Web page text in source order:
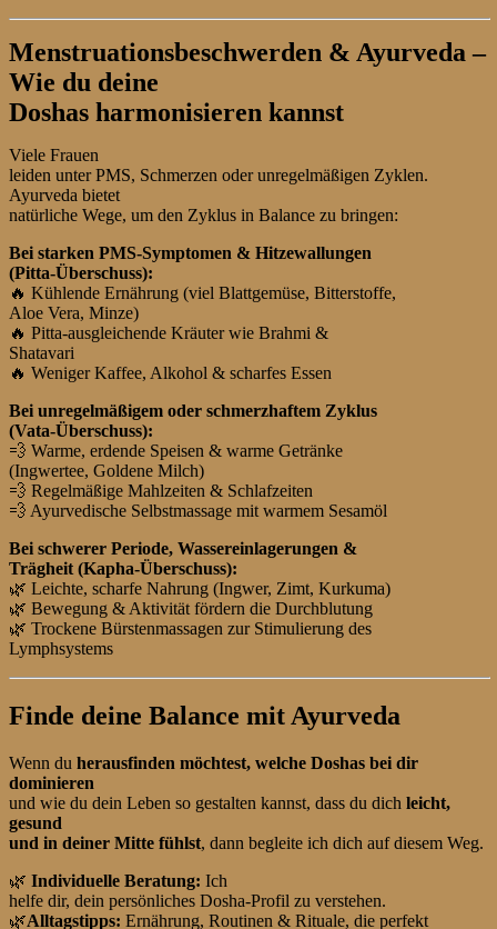
Menstruationsbeschwerden & Ayurveda –
Wie du deine
Doshas harmonisieren kannst
Viele Frauen
leiden unter PMS, Schmerzen oder unregelmäßigen Zyklen.
Ayurveda bietet
natürliche Wege, um den Zyklus in Balance zu bringen:
Bei starken PMS-Symptomen & Hitzewallungen
(Pitta-Überschuss):
🔥 Kühlende Ernährung (viel Blattgemüse, Bitterstoffe,
Aloe Vera, Minze)
🔥 Pitta-ausgleichende Kräuter wie Brahmi &
Shatavari
🔥 Weniger Kaffee, Alkohol & scharfes Essen
Bei unregelmäßigem oder schmerzhaftem Zyklus
(Vata-Überschuss):
💨 Warme, erdende Speisen & warme Getränke
(Ingwertee, Goldene Milch)
💨 Regelmäßige Mahlzeiten & Schlafzeiten
💨 Ayurvedische Selbstmassage mit warmem Sesamöl
Bei schwerer Periode, Wassereinlagerungen &
Trägheit (Kapha-Überschuss):
🌿 Leichte, scharfe Nahrung (Ingwer, Zimt, Kurkuma)
🌿 Bewegung & Aktivität fördern die Durchblutung
🌿 Trockene Bürstenmassagen zur Stimulierung des
Lymphsystems
Finde deine Balance mit Ayurveda
Wenn du herausfinden möchtest, welche Doshas bei dir
dominieren
und wie du dein Leben so gestalten kannst, dass du dich leicht,
gesund
und in deiner Mitte fühlst, dann begleite ich dich auf diesem Weg.
🌿 Individuelle Beratung: Ich
helfe dir, dein persönliches Dosha-Profil zu verstehen.
🌿Alltagstipps: Ernährung, Routinen & Rituale, die perfekt